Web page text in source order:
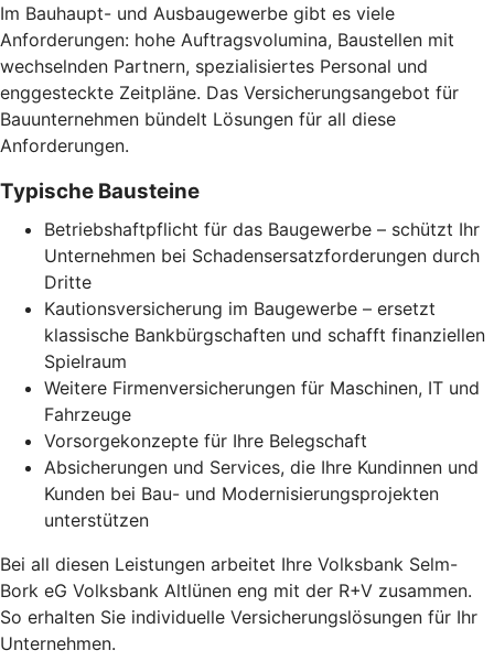
Im Bauhaupt- und Ausbaugewerbe gibt es viele
Anforderungen: hohe Auftragsvolumina, Baustellen mit
wechselnden Partnern, spezialisiertes Personal und
enggesteckte Zeitpläne. Das Versicherungsangebot für
Bauunternehmen bündelt Lösungen für all diese
Anforderungen.
Typische Bausteine
Betriebshaftpflicht für das Baugewerbe – schützt Ihr
Unternehmen bei Schadensersatzforderungen durch
Dritte
Kautionsversicherung im Baugewerbe – ersetzt
klassische Bankbürgschaften und schafft finanziellen
Spielraum
Weitere Firmenversicherungen für Maschinen, IT und
Fahrzeuge
Vorsorgekonzepte für Ihre Belegschaft
Absicherungen und Services, die Ihre Kundinnen und
Kunden bei Bau- und Modernisierungsprojekten
unterstützen
Bei all diesen Leistungen arbeitet Ihre Volksbank Selm-
Bork eG Volksbank Altlünen eng mit der R+V zusammen.
So erhalten Sie individuelle Versicherungslösungen für Ihr
Unternehmen.